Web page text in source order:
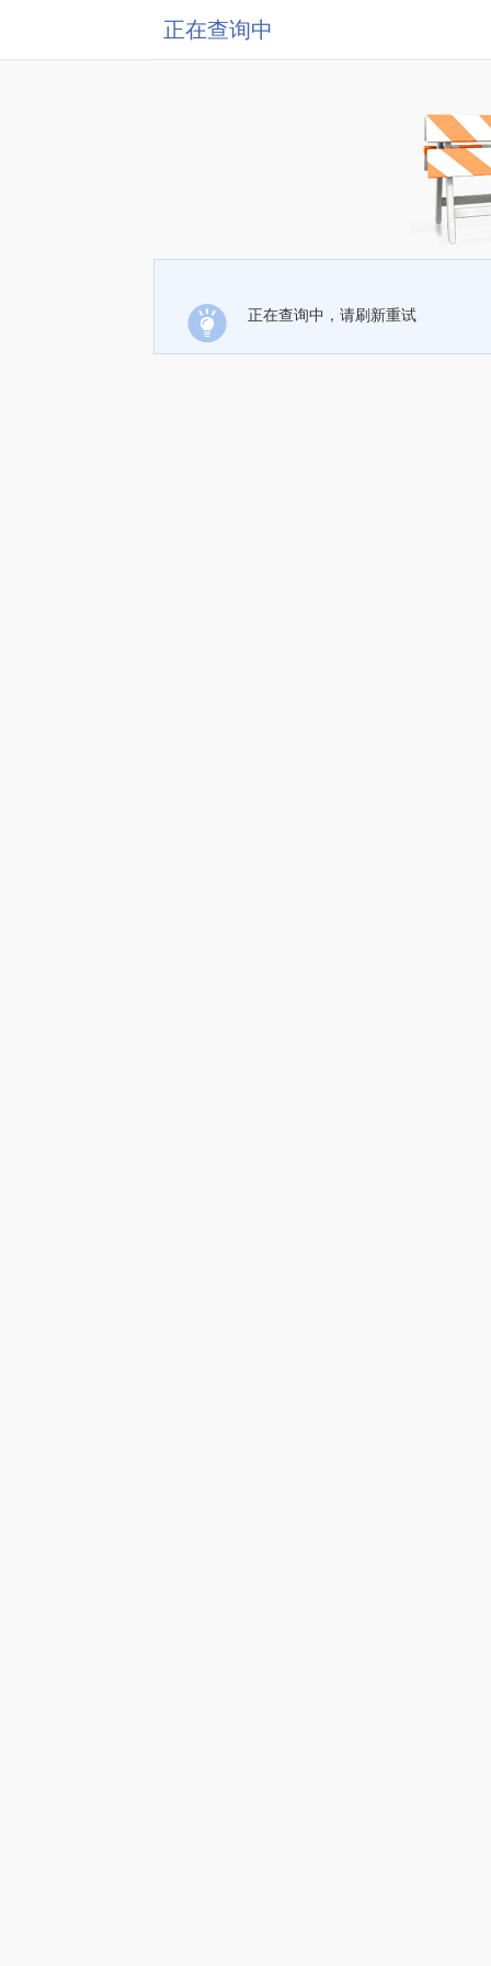
正在查询中
正在查询中，请刷新重试